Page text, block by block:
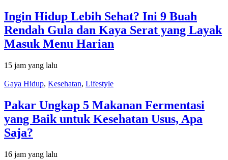
Ingin Hidup Lebih Sehat? Ini 9 Buah
Rendah Gula dan Kaya Serat yang Layak
Masuk Menu Harian
15 jam yang lalu
Gaya Hidup, Kesehatan, Lifestyle
Pakar Ungkap 5 Makanan Fermentasi
yang Baik untuk Kesehatan Usus, Apa
Saja?
16 jam yang lalu